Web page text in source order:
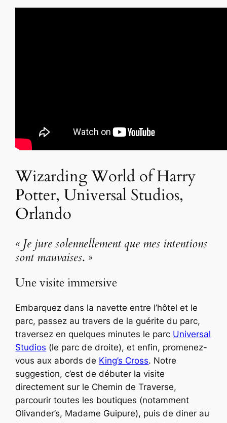
Wizarding World of Harry
Potter, Universal Studios,
Orlando
« Je jure solennellement que mes intentions
sont mauvaises. »
Une visite immersive
Embarquez dans la navette entre l’hôtel et le
parc, passez au travers de la guérite du parc,
traversez en quelques minutes le parc Universal
Studios (le parc de droite), et enfin, promenez-
vous aux abords de King’s Cross. Notre
suggestion, c’est de débuter la visite
directement sur le Chemin de Traverse,
parcourir toutes les boutiques (notamment
Olivander’s, Madame Guipure), puis de diner au